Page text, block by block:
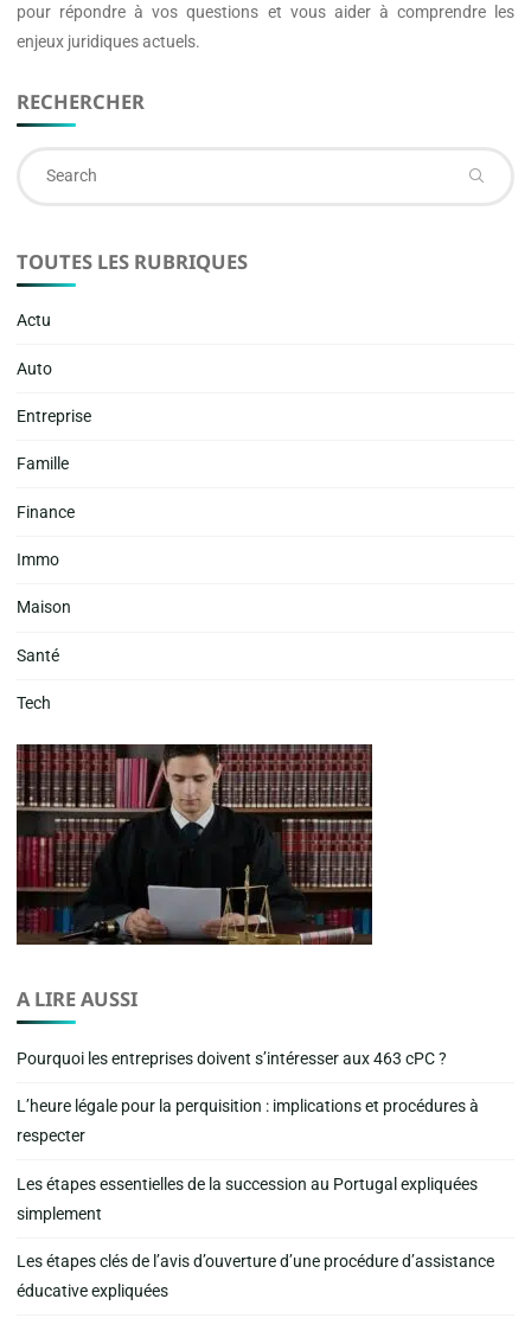
pour répondre à vos questions et vous aider à comprendre les
enjeux juridiques actuels.
RECHERCHER
TOUTES LES RUBRIQUES
Actu
Auto
Entreprise
Famille
Finance
Immo
Maison
Santé
Tech
A LIRE AUSSI
Pourquoi les entreprises doivent s’intéresser aux 463 cPC ?
L’heure légale pour la perquisition : implications et procédures à
respecter
Les étapes essentielles de la succession au Portugal expliquées
simplement
Les étapes clés de l’avis d’ouverture d’une procédure d’assistance
éducative expliquées